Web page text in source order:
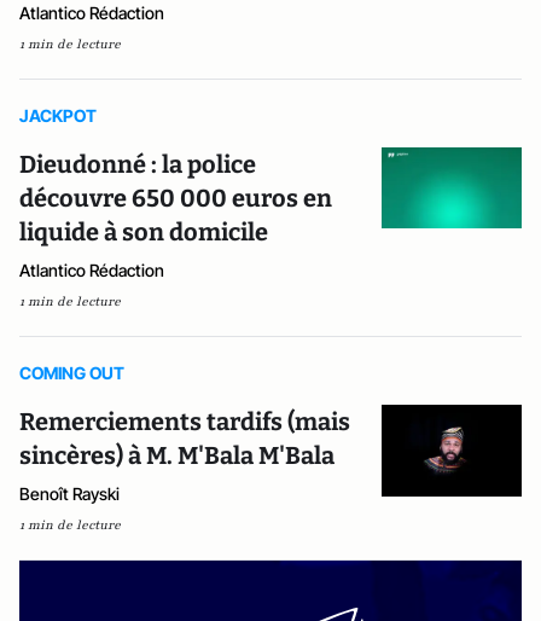
Atlantico Rédaction
1 min de lecture
JACKPOT
Dieudonné : la police
découvre 650 000 euros en
liquide à son domicile
Atlantico Rédaction
1 min de lecture
COMING OUT
Remerciements tardifs (mais
sincères) à M. M'Bala M'Bala
Benoît Rayski
1 min de lecture